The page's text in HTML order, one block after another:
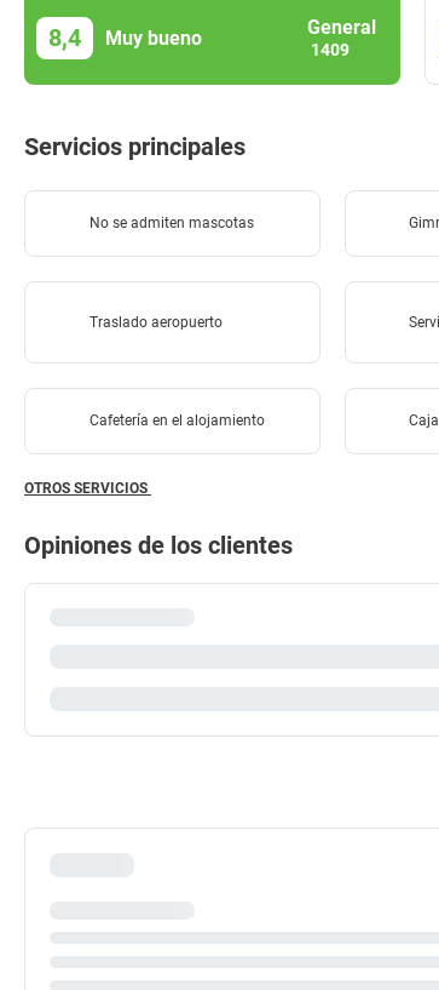
8,4 Muy bueno General
1409
Servicios principales
No se admiten mascotas
Traslado aeropuerto
Cafetería en el alojamiento
OTROS SERVICIOS
Opiniones de los clientes